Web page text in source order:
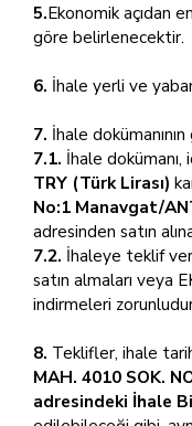
5.Ekonomik açıdan
göre belirlenecektir.
6. İhale yerli ve
7. İhale
7.1. İhale
TRY (Türk Lirası)
No:1 Manavgat/
adresinden satın
7.2. İhaleye teklif
satın almaları veya
indirmeleri
8. Teklifler, ihale
MAH. 4010 SOK.
adresindeki İhale